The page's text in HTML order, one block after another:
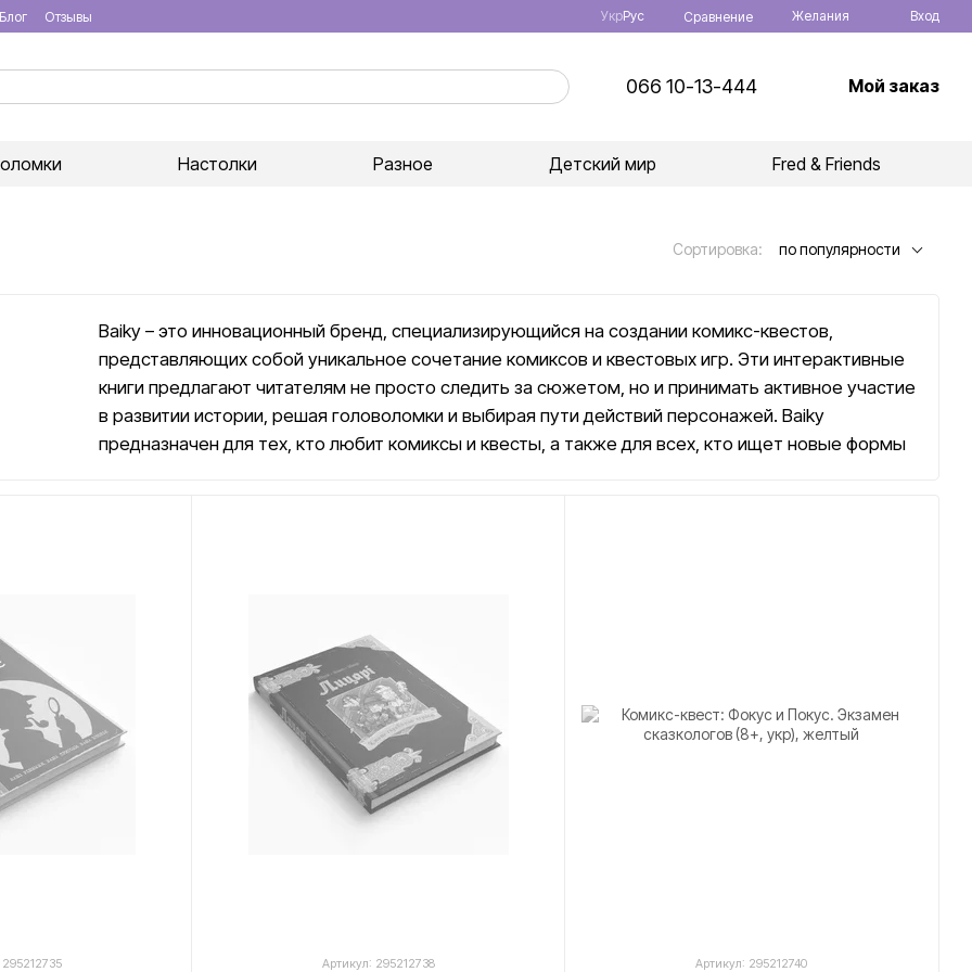
Блог Отзывы УкрРус Сравнение Желания Вход
066 10-13-444 Мой заказ
Настолки Разное Детский мир Fred & Friends
Сортировка: по популярности
Baiky – это инновационный бренд, специализирующийся на создании комикс-квестов,
представляющих собой уникальное сочетание комиксов и квестовых игр. Эти интерактивные
книги предлагают читателям не просто следить за сюжетом, но и принимать активное участие
в развитии истории, решая головоломки и выбирая пути действий персонажей. Baiky
предназначен для тех, кто любит комиксы и квесты, а также для всех, кто ищет новые формы
: Через различные головоломки и задачи, встроенные в сюжет, комикс-
квесты способствуют развитию логического мышления, внимательности и креативного
подхода к решению проблем.
Уникальный дизайн: Визуальное оформление комикс-квестов Baiky выполнено в высоком
качестве, с привлекательным и детализированным дизайном персонажей и миров, что делает
чтение ещё более захватывающим.
Артикул: 295212738 Артикул: 295212740